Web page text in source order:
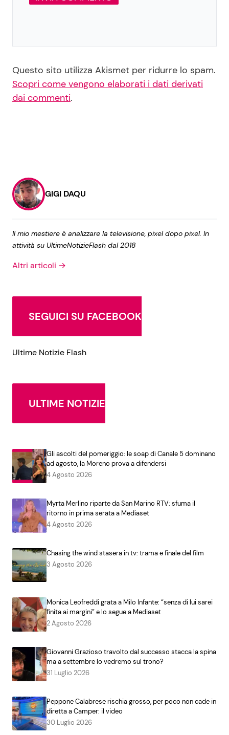
Questo sito utilizza Akismet per ridurre lo spam.
Scopri come vengono elaborati i dati derivati
dai commenti.
GIGI DAQU
Il mio mestiere è analizzare la televisione, pixel dopo pixel. In
attività su UltimeNotizieFlash dal 2018
Altri articoli →
SEGUICI SU FACEBOOK
Ultime Notizie Flash
ULTIME NOTIZIE
Gli ascolti del pomeriggio: le soap di Canale 5 dominano
ad agosto, la Moreno prova a difendersi
4 Agosto 2026
Myrta Merlino riparte da San Marino RTV: sfuma il
ritorno in prima serata a Mediaset
4 Agosto 2026
Chasing the wind stasera in tv: trama e finale del film
3 Agosto 2026
Monica Leofreddi grata a Milo Infante: “senza di lui sarei
finita ai margini” e lo segue a Mediaset
2 Agosto 2026
Giovanni Grazioso travolto dal successo stacca la spina
ma a settembre lo vedremo sul trono?
31 Luglio 2026
Peppone Calabrese rischia grosso, per poco non cade in
diretta a Camper: il video
30 Luglio 2026